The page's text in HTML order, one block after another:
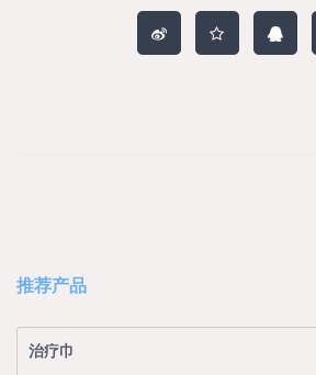
推荐产品
治疗巾